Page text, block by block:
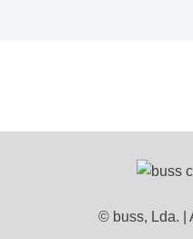
© buss, Lda. |